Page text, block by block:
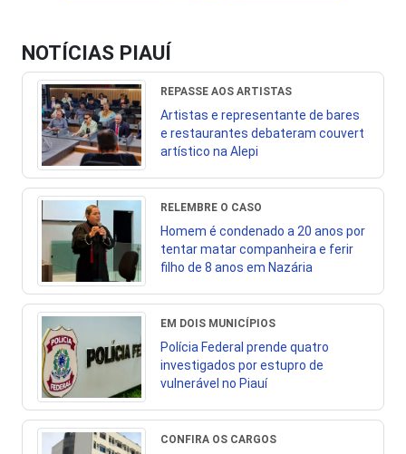
NOTÍCIAS PIAUÍ
REPASSE AOS ARTISTAS
Artistas e representante de bares
e restaurantes debateram couvert
artístico na Alepi
RELEMBRE O CASO
Homem é condenado a 20 anos por
tentar matar companheira e ferir
filho de 8 anos em Nazária
EM DOIS MUNICÍPIOS
Polícia Federal prende quatro
investigados por estupro de
vulnerável no Piauí
CONFIRA OS CARGOS